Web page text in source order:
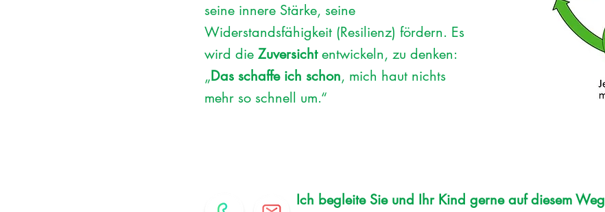
seine innere Stärke, seine
Widerstandsfähigkeit (Resilienz) fördern. Es
wird die Zuversichtentwickeln, zu denken:
„Das schaffe ich schon, mich haut nichts
mehr so schnell um.“
Ich begleite Sie und Ihr Kind gerne auf diesem Weg